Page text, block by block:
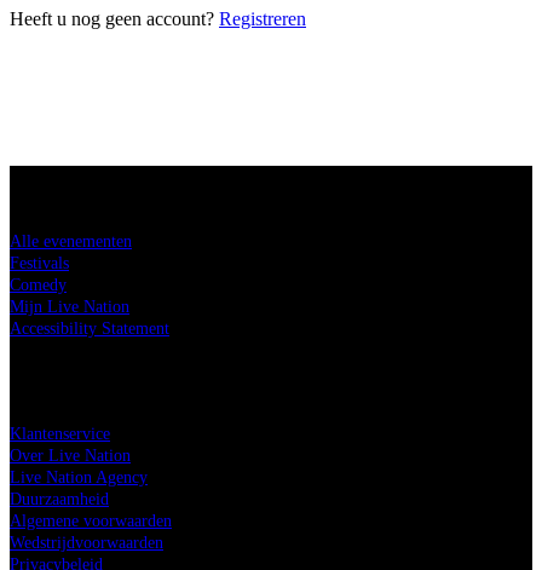
Heeft u nog geen account? Registreren
Alle evenementen
Festivals
Comedy
Mijn Live Nation
Accessibility Statement
Klantenservice
Over Live Nation
Live Nation Agency
Duurzaamheid
Algemene voorwaarden
Wedstrijdvoorwaarden
Privacybeleid